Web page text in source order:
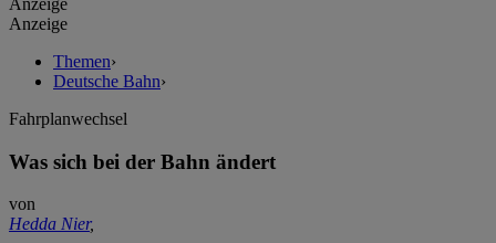
Anzeige
Anzeige
Themen›
Deutsche Bahn›
Fahrplanwechsel
Was sich bei der Bahn ändert
von
Hedda Nier,